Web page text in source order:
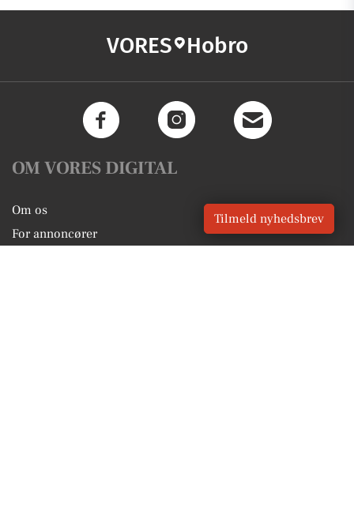
VORES Hobro
OM VORES DIGITAL
Om os
For annoncører
Tilmeld nyhedsbrev